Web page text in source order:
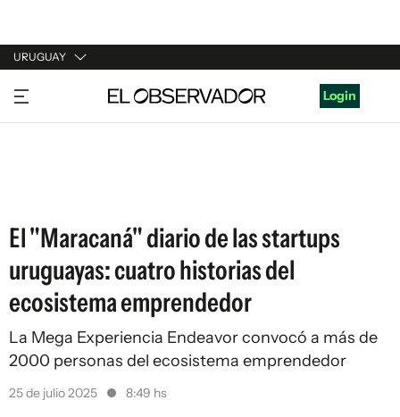
URUGUAY
URUGUAY
ARGENTINA
Login
El "Maracaná" diario de las startups
uruguayas: cuatro historias del
ecosistema emprendedor
La Mega Experiencia Endeavor convocó a más de
2000 personas del ecosistema emprendedor
25 de julio 2025 8:49 hs